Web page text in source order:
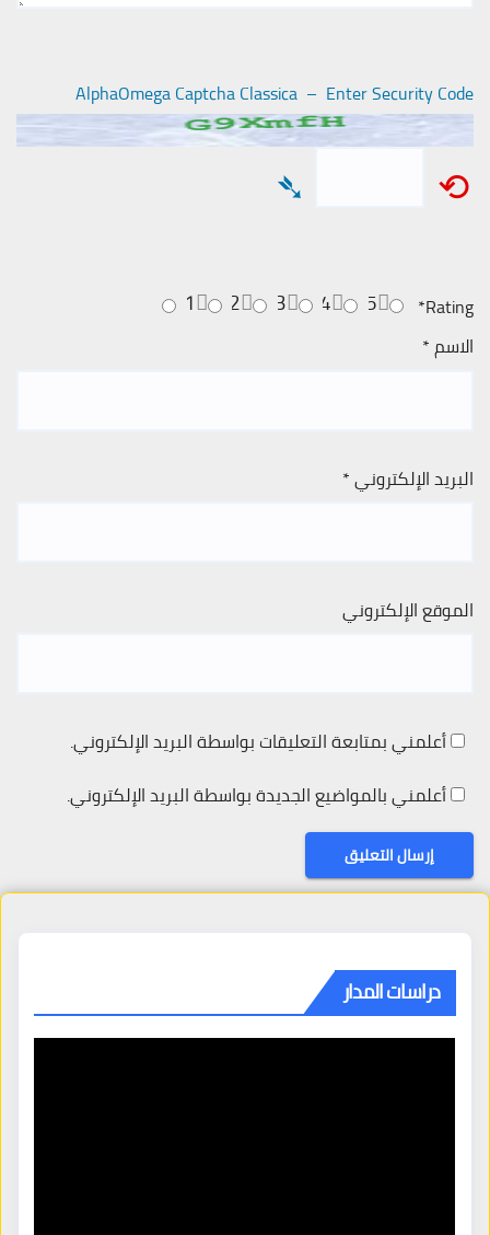
AlphaOmega Captcha Classica – Enter Security Code
⟲
➴
Rating
*
5
4
3
2
1
الاسم*
البريد الإلكتروني*
الموقع الإلكتروني
أعلمني بمتابعة التعليقات بواسطة البريد الإلكتروني.
أعلمني بالمواضيع الجديدة بواسطة البريد الإلكتروني.
دراسات المدار